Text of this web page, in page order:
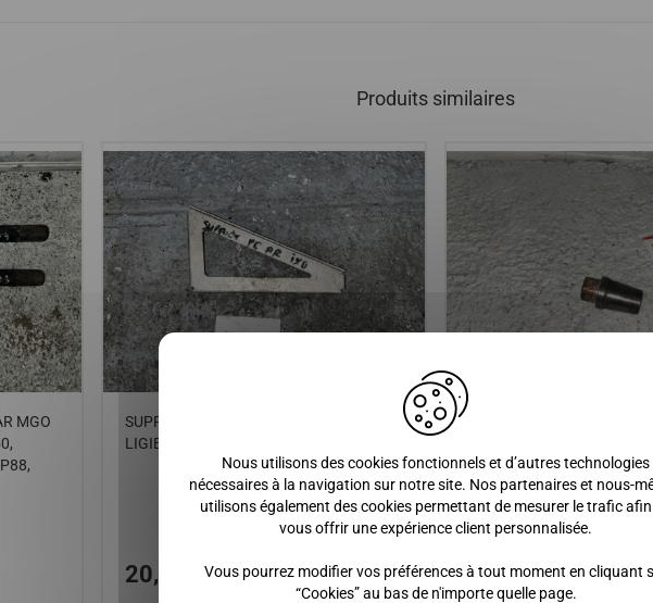
Produits similaires
MGO
SUPPORT DE PARE CHOC ARRIERE
LIGIER IXO
20,00 €
lombardini dci / DUE 2 P85,
DUE 6 / LIGIER IXO, JS50
JS60, JSRC, OPTIMAX 2,
XTOO RS / MICROCAR
MGO 1 2 3 4 6
30,00 €
Nous utilisons des cookies fonctionnels et d’autres technologies
nécessaires à la navigation sur notre site. Nos partenaires et nous-
utilisons également des cookies permettant de mesurer le trafic
vous offrir une expérience client personnalisée.
Vous pourrez modifier vos préférences à tout moment en cliquant
“Cookies” au bas de n'importe quelle page.